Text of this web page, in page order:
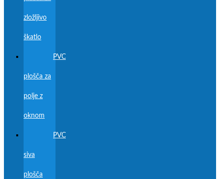
zložljivo
škatlo
PVC
plošča za
polje z
oknom
PVC
siva
plošča